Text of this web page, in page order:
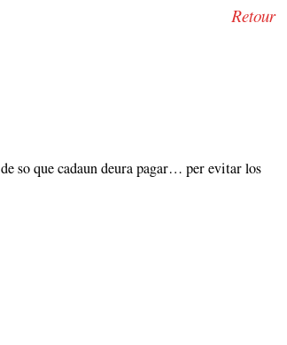
Retour
so que cadaun deura pagar… per evitar los